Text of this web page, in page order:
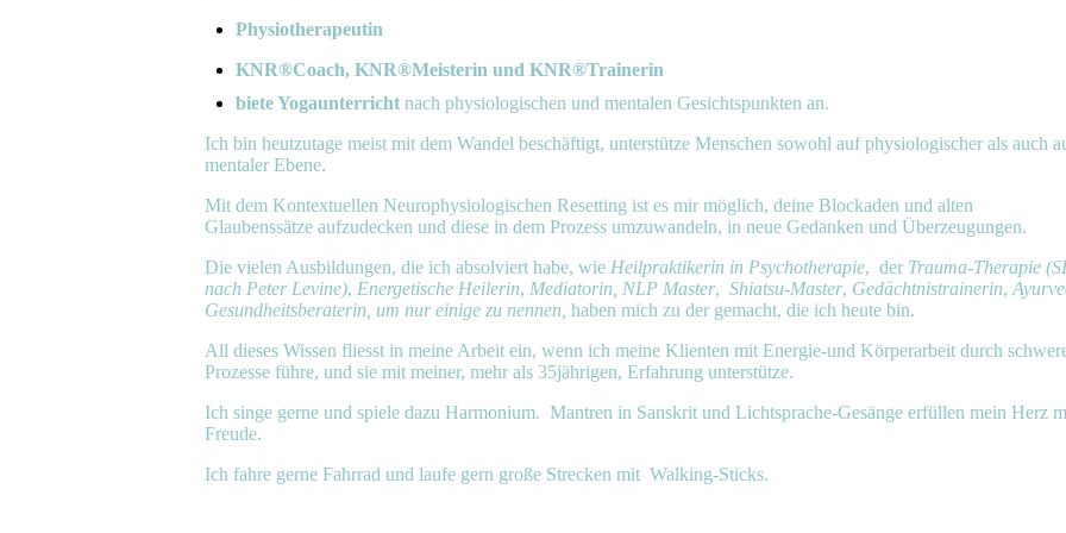
Physiotherapeutin
KNR®Coach, KNR®Meisterin und KNR®Trainerin
biete Yogaunterricht nach physiologischen und mentalen Gesichtspunkten an.
Ich bin heutzutage meist mit dem Wandel beschäftigt, unterstütze Menschen sowohl auf physiologischer als auch
mentaler Ebene.
Mit dem Kontextuellen Neurophysiologischen Resetting ist es mir möglich, deine Blockaden und alten
Glaubenssätze aufzudecken und diese in dem Prozess umzuwandeln, in neue Gedanken und Überzeugungen.
Die vielen Ausbildungen, die ich absolviert habe, wie Heilpraktikerin in Psychotherapie, der Trauma-Therapie
nach Peter Levine), Energetische Heilerin, Mediatorin, NLP Master, Shiatsu-Master, Gedächtnistrainerin,
Gesundheitsberaterin, um nur einige zu nennen, haben mich zu der gemacht, die ich heute bin.
All dieses Wissen fliesst in meine Arbeit ein, wenn ich meine Klienten mit Energie-und Körperarbeit durch
Prozesse führe, und sie mit meiner, mehr als 35jährigen, Erfahrung unterstütze.
Ich singe gerne und spiele dazu Harmonium. Mantren in Sanskrit und Lichtsprache-Gesänge erfüllen mein Herz
Freude.
Ich fahre gerne Fahrrad und laufe gern große Strecken mit Walking-Sticks.